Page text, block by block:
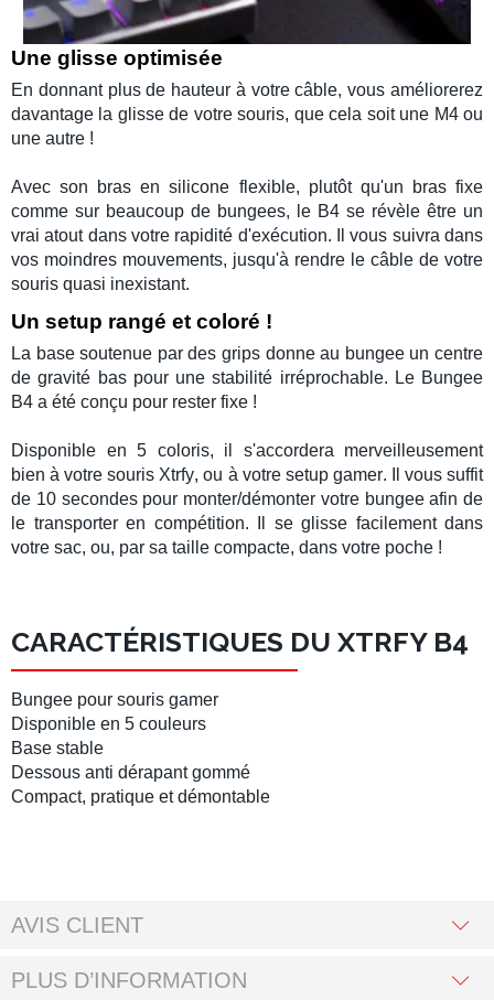
Une glisse optimisée
En donnant plus de hauteur à votre câble, vous améliorerez
davantage la glisse de votresouris, que cela soit une M4ou
une autre !
Avec son bras en silicone flexible, plutôt qu'un bras fixe
comme sur beaucoup de bungees, le B4 se révèle être un
vrai atout dans votre rapidité d'exécution. Il vous suivra dans
vos moindres mouvements, jusqu'à rendre le câble de votre
souris quasi inexistant.
Un setup rangé et coloré !
La base soutenue par des grips donne au bungee un centre
de gravité bas pour une stabilité irréprochable. Le Bungee
B4 a été conçu pour rester fixe !
Disponible en 5 coloris, il s'accordera merveilleusement
bien à votresouris Xtrfy, ou à votre setup gamer. Il vous suffit
de 10 secondes pour monter/démonter votre bungee afin de
le transporter en compétition. Il se glisse facilement dans
votre sac, ou, par sa taille compacte, dans votre poche !
CARACTÉRISTIQUES DU XTRFY B4
Bungee pour souris gamer
Disponible en 5 couleurs
Base stable
Dessous anti dérapant gommé
Compact, pratique et démontable
AVIS CLIENT
PLUS D’INFORMATION